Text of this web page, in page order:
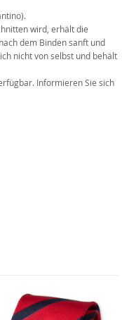
wird, erhält die
dem Binden sanft und
nicht von selbst und behält
Informieren Sie sich